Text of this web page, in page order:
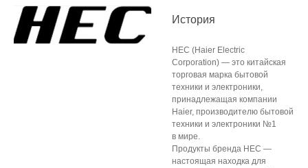
История
HEC (Haier Electric
Corporation) — это китайская
торговая марка бытовой
техники и электроники,
принадлежащая компании
Haier, производителю бытовой
техники и электроники №1
в мире.
Продукты бренда HEC —
настоящая находка для